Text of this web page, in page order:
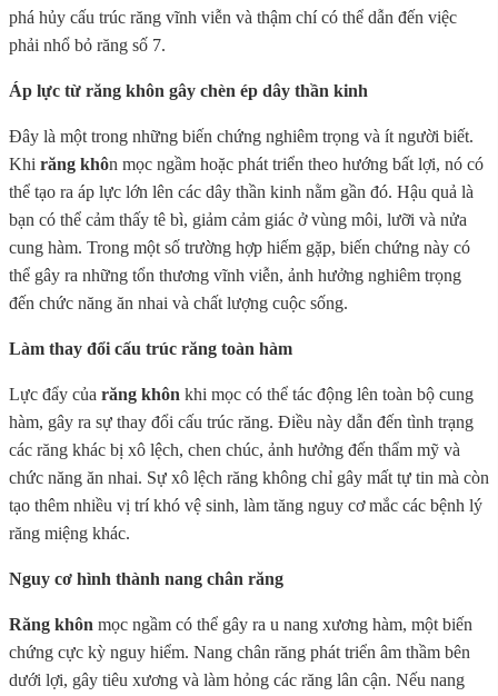
phá hủy cấu trúc răng vĩnh viễn và thậm chí có thể dẫn đến việc
phải nhổ bỏ răng số 7.
Áp lực từ răng khôn gây chèn ép dây thần kinh
Đây là một trong những biến chứng nghiêm trọng và ít người biết.
Khi răng khôn mọc ngầm hoặc phát triển theo hướng bất lợi, nó có
thể tạo ra áp lực lớn lên các dây thần kinh nằm gần đó. Hậu quả là
bạn có thể cảm thấy tê bì, giảm cảm giác ở vùng môi, lưỡi và nửa
cung hàm. Trong một số trường hợp hiếm gặp, biến chứng này có
thể gây ra những tổn thương vĩnh viễn, ảnh hưởng nghiêm trọng
đến chức năng ăn nhai và chất lượng cuộc sống.
Làm thay đổi cấu trúc răng toàn hàm
Lực đẩy của răng khôn khi mọc có thể tác động lên toàn bộ cung
hàm, gây ra sự thay đổi cấu trúc răng. Điều này dẫn đến tình trạng
các răng khác bị xô lệch, chen chúc, ảnh hưởng đến thẩm mỹ và
chức năng ăn nhai. Sự xô lệch răng không chỉ gây mất tự tin mà còn
tạo thêm nhiều vị trí khó vệ sinh, làm tăng nguy cơ mắc các bệnh lý
răng miệng khác.
Nguy cơ hình thành nang chân răng
Răng khôn mọc ngầm có thể gây ra u nang xương hàm, một biến
chứng cực kỳ nguy hiểm. Nang chân răng phát triển âm thầm bên
dưới lợi, gây tiêu xương và làm hỏng các răng lân cận. Nếu nang